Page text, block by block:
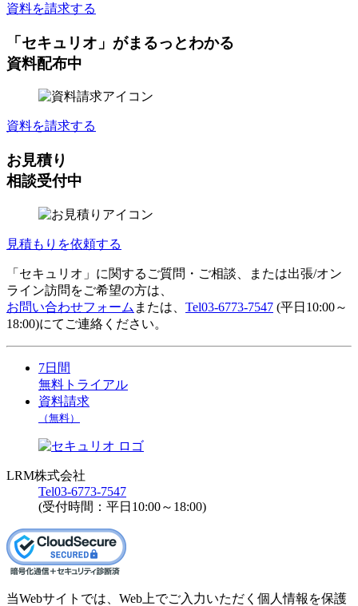
資料を請求する
「セキュリオ」がまるっとわかる
資料配布中
資料を請求する
お見積り
相談受付中
見積もりを依頼する
「セキュリオ」に関するご質問・ご相談、または出張/オン
ライン訪問をご希望の方は、
お問い合わせフォーム または、 Tel03-6773-7547 (平日10:00～
18:00)にてご連絡ください。
7日間
無料トライアル
資料請求
（無料）
LRM株式会社
Tel03-6773-7547
(受付時間：平日10:00～18:00)
当Webサイトでは、Web上でご入力いただく個人情報を保護